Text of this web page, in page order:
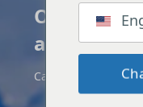
Ordine -
am
Casa Ordine - 24